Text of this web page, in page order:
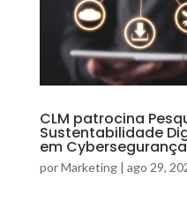
CLM patrocina
Sustentabilidade
em Cybersegurança
porMarketing| ago 29,